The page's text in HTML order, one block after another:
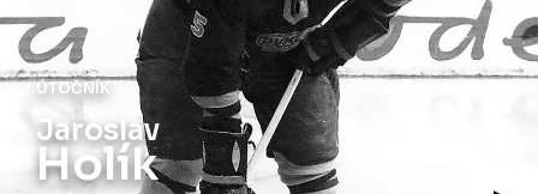
ÚTOČNÍK
Jaroslav
Holík